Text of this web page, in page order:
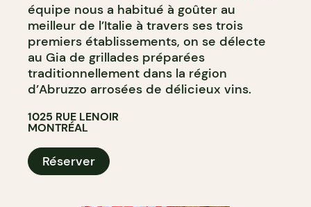
équipe nous a habitué à goûter au
meilleur de l’Italie à travers ses trois
premiers établissements, on se délecte
au Gia de grillades préparées
traditionnellement dans la région
d’Abruzzo arrosées de délicieux vins.
1025 RUE LENOIR
MONTRÉAL
Réserver